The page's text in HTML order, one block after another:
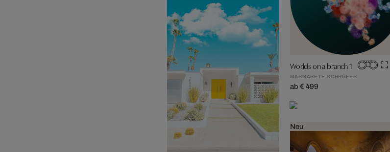
Worlds on a branch 1
MARGARETE SCHRÜFER
ab € 499
Neu